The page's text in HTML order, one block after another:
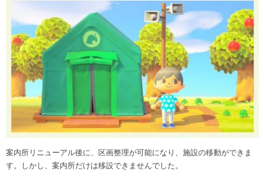
案内所リニューアル後に、区画整理が可能になり、施設の移動ができま
す。しかし、案内所だけは移設できませんでした。